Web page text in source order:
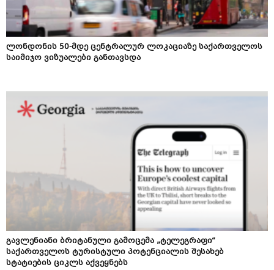
ლონდონის 50-მდე ცენტრალურ ლოკაციაზე საქართველოს
საიმიჯო ვიზუალები განთავსდა
გავლენიანი ბრიტანული გამოცემა „ტელეგრაფი“
საქართველოს ტურისტული პოტენციალის შესახებ
სტატიების ციკლს აქვეყნებს